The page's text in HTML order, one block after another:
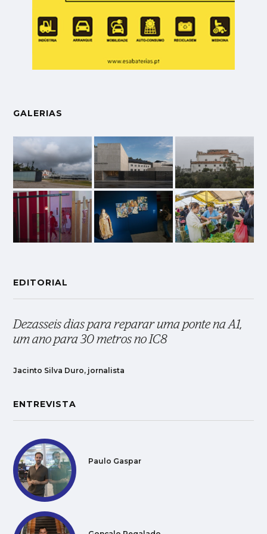
GALERIAS
EDITORIAL
Dezasseis dias para reparar uma ponte na A1,
um ano para 30 metros no IC8
Jacinto Silva Duro, jornalista
ENTREVISTA
Paulo Gaspar